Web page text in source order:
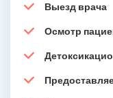
Выезд врача
Осмотр